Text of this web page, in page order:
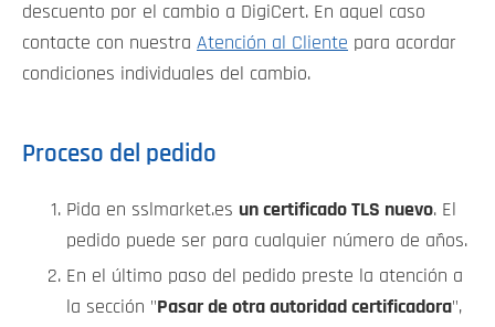
descuento por el cambio a DigiCert. En aquel caso
contacte con nuestra Atención al Cliente para acordar
condiciones individuales del cambio.
Proceso del pedido
Pida en sslmarket.es un certificado TLS nuevo. El
pedido puede ser para cualquier número de años.
En el último paso del pedido preste la atención a
la sección "Pasar de otra autoridad certificadora",